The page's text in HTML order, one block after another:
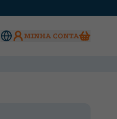
MINHA CONTA